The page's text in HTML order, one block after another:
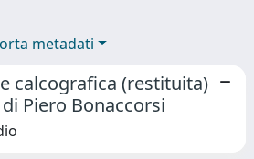
metadati
calcografica (restituita)
Piero Bonaccorsi